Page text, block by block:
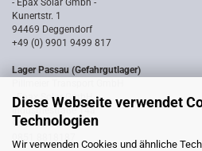
Diese Webseite verwendet
Technologien
Wir verwenden Cookies und ähnliche
- Epax Solar Gmbh -
Kunertstr. 1
94469 Deggendorf
+49 (0) 9901 9499 817
Lager Passau (Gefahrgutlager)
- Epax Solar GmbH -
Industriestraße 14a
94036 Passau
0851 8818187